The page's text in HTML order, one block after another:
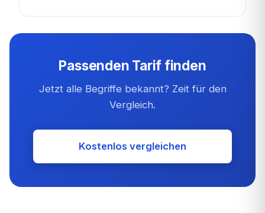
Passenden Tarif finden
Jetzt alle Begriffe bekannt? Zeit für den
Vergleich.
Kostenlos vergleichen